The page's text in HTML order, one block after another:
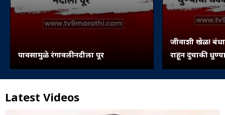
पावसामुळे रंगावली नदीला पूर
जीवाशी खेळ!
राहून दुचाकी
Latest Videos